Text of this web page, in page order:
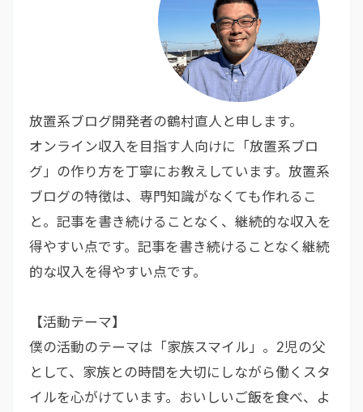
放置系ブログ開発者の鶴村直人と申します。
オンライン収入を目指す人向けに「放置系ブロ
グ」の作り方を丁寧にお教えしています。放置系
ブログの特徴は、専門知識がなくても作れるこ
と。記事を書き続けることなく、継続的な収入を
得やすい点です。記事を書き続けることなく継続
的な収入を得やすい点です。
【活動テーマ】
僕の活動のテーマは「家族スマイル」。2児の父
として、家族との時間を大切にしながら働くスタ
イルを心がけています。おいしいご飯を食べ、よ